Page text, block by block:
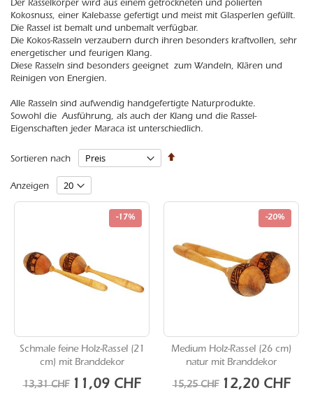
Der Rasselkörper wird aus einem getrockneten und polierten
Kokosnuss, einer Kalebasse gefertigt und meist mit Glasperlen gefüllt.
Die Rassel ist bemalt und unbemalt verfügbar.
Die Kokos-Rasseln verzaubern durch ihren besonders kraftvollen, sehr
energetischer und feurigen Klang.
Diese Rasseln sind besonders geeignet zum Wandeln, Klären und
Reinigen von Energien.
Alle Rasseln sind aufwendig handgefertigte Naturprodukte.
Sowohl die Ausführung, als auch der Klang und die Rassel-
Eigenschaften jeder Maraca ist unterschiedlich.
Sortieren nach
In
Anzeigen
-17%
Schmale feine Holz-Rassel (21
cm) mit Branddekor
13,31 CHF Sonderangebot
11,09 CHF
-20%
Medium Holz-Rassel (26 cm)
natur mit Branddekor
15,25 CHF Sonderangebot
12,20 CHF